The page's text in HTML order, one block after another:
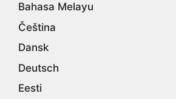
Bahasa Melayu
Čeština
Dansk
Deutsch
Eesti